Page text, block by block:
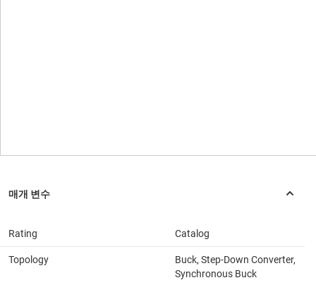
Rating Catalog
Topology
Buck, Step-Down Converter,
Synchronous Buck